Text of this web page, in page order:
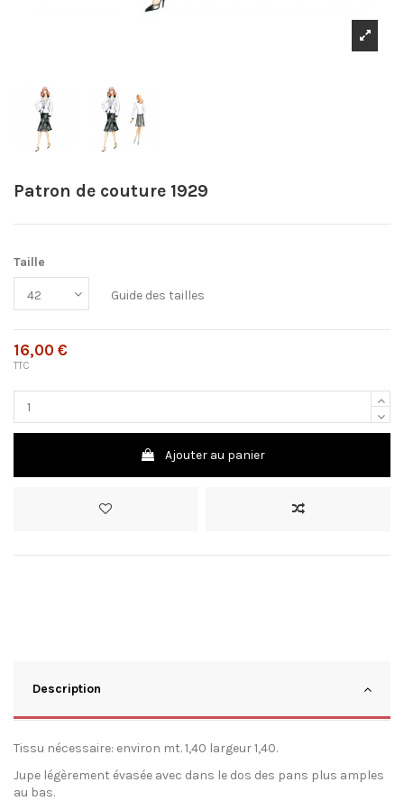
Patron de couture 1929
Taille
Guide des tailles
16,00 €
TTC
Ajouter au panier
Description
Tissu nécessaire: environ mt. 1,40 largeur 1,40.
Jupe légèrement évasée avec dans le dos des pans plus amples
au bas.